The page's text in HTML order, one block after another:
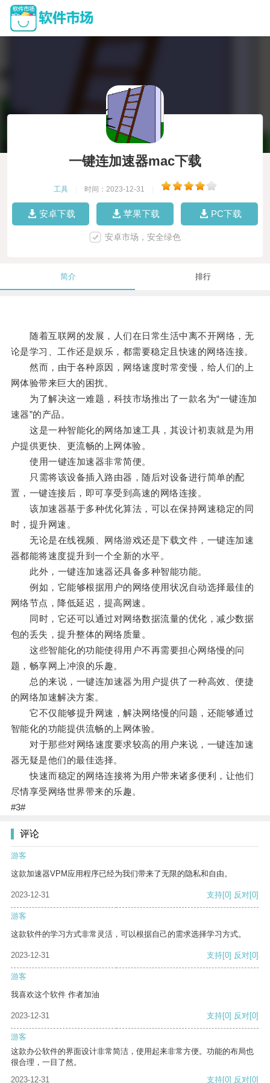
一键连加速器mac下载
工具 时间：2023-12-31
安卓下载 苹果下载 PC下载
安卓市场，安全绿色
简介 排行
随着互联网的发展，人们在日常生活中离不开网络，无
论是学习、工作还是娱乐，都需要稳定且快速的网络连接。
然而，由于各种原因，网络速度时常变慢，给人们的上
网体验带来巨大的困扰。
为了解决这一难题，科技市场推出了一款名为“一键连加
速器”的产品。
这是一种智能化的网络加速工具，其设计初衷就是为用
户提供更快、更流畅的上网体验。
使用一键连加速器非常简便。
只需将该设备插入路由器，随后对设备进行简单的配
置，一键连接后，即可享受到高速的网络连接。
该加速器基于多种优化算法，可以在保持网速稳定的同
时，提升网速。
无论是在线视频、网络游戏还是下载文件，一键连加速
器都能将速度提升到一个全新的水平。
此外，一键连加速器还具备多种智能功能。
例如，它能够根据用户的网络使用状况自动选择最佳的
网络节点，降低延迟，提高网速。
同时，它还可以通过对网络数据流量的优化，减少数据
包的丢失，提升整体的网络质量。
这些智能化的功能使得用户不再需要担心网络慢的问
题，畅享网上冲浪的乐趣。
总的来说，一键连加速器为用户提供了一种高效、便捷
的网络加速解决方案。
它不仅能够提升网速，解决网络慢的问题，还能够通过
智能化的功能提供流畅的上网体验。
对于那些对网络速度要求较高的用户来说，一键连加速
器无疑是他们的最佳选择。
快速而稳定的网络连接将为用户带来诸多便利，让他们
尽情享受网络世界带来的乐趣。
#3#
评论
游客
这款加速器VPM应用程序已经为我们带来了无限的隐私和自由。
2023-12-31 支持[0] 反对[0]
游客
这款软件的学习方式非常灵活，可以根据自己的需求选择学习方式。
2023-12-31 支持[0] 反对[0]
游客
我喜欢这个软件 作者加油
2023-12-31 支持[0] 反对[0]
游客
这款办公软件的界面设计非常简洁，使用起来非常方便。功能的布局也
很合理，一目了然。
2023-12-31
支持[0] 反对[0]